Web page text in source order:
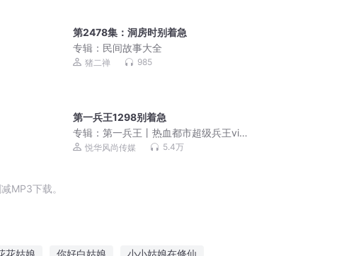
第2478集：洞房时别着急
专辑： 民间故事大全
猪二禅 985
第一兵王1298别着急
专辑：第一兵王丨热血都市超级兵王vip
免费畅听
悦华风尚传媒 5.4万
MP3下载。
花姑娘 你好白姑娘 小小姑娘在修仙